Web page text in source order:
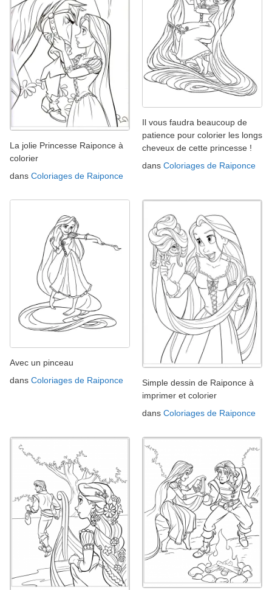
La jolie Princesse Raiponce à
colorier
dans Coloriages de Raiponce
Il vous faudra beaucoup de
patience pour colorier les longs
cheveux de cette princesse !
dans Coloriages de Raiponce
Avec un pinceau
dans Coloriages de Raiponce
Simple dessin de Raiponce à
imprimer et colorier
dans Coloriages de Raiponce